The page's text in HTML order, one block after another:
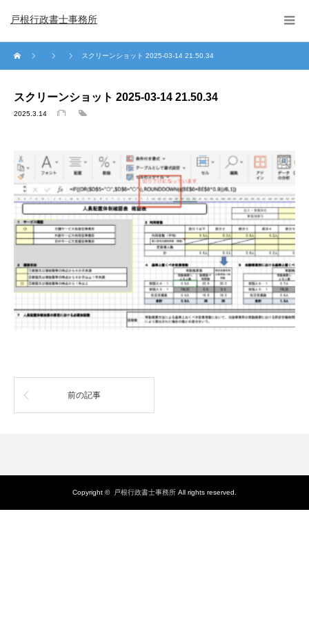
戸根行政書士事務所
スクリーンショット 2025-03-14 21.50.34
スクリーンショット 2025-03-14 21.50.34
2025.3.14
前の記事
Copyright © 戸根行政書士事務所 All rights reserved.